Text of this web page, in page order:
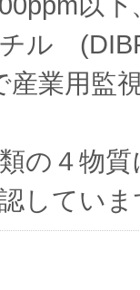
ル
産業用監
の４物
してい